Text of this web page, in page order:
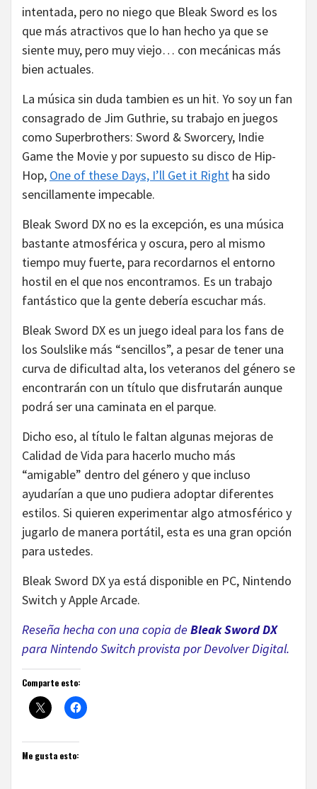
intentada, pero no niego que Bleak Sword es los
que más atractivos que lo han hecho ya que se
siente muy, pero muy viejo… con mecánicas más
bien actuales.
La música sin duda tambien es un hit. Yo soy un fan
consagrado de Jim Guthrie, su trabajo en juegos
como Superbrothers: Sword & Sworcery, Indie
Game the Movie y por supuesto su disco de Hip-
Hop, One of these Days, I’ll Get it Right ha sido
sencillamente impecable.
Bleak Sword DX no es la excepción, es una música
bastante atmosférica y oscura, pero al mismo
tiempo muy fuerte, para recordarnos el entorno
hostil en el que nos encontramos. Es un trabajo
fantástico que la gente debería escuchar más.
Bleak Sword DX es un juego ideal para los fans de
los Soulslike más “sencillos”, a pesar de tener una
curva de dificultad alta, los veteranos del género se
encontrarán con un título que disfrutarán aunque
podrá ser una caminata en el parque.
Dicho eso, al título le faltan algunas mejoras de
Calidad de Vida para hacerlo mucho más
“amigable” dentro del género y que incluso
ayudarían a que uno pudiera adoptar diferentes
estilos. Si quieren experimentar algo atmosférico y
jugarlo de manera portátil, esta es una gran opción
para ustedes.
Bleak Sword DX ya está disponible en PC, Nintendo
Switch y Apple Arcade.
Reseña hecha con una copia de Bleak Sword DX
para Nintendo Switch provista por Devolver Digital.
Comparte esto:
Me gusta esto: